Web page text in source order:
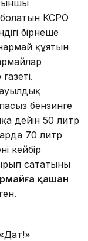
КСРО
бірнеше
құятын
газеті.
бензинге
дейін 50 литр
70 литр
кейбір
сататыны
қашан